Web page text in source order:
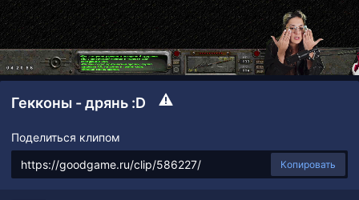
Гекконы - дрянь :D
Поделиться клипом
Копировать